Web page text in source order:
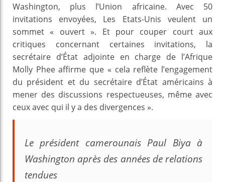
Washington, plus l’Union africaine. Avec 50
invitations envoyées, Les Etats-Unis veulent un
sommet « ouvert ». Et pour couper court aux
critiques concernant certaines invitations, la
secrétaire d’État adjointe en charge de l’Afrique
Molly Phee affirme que « cela reflète l’engagement
du président et du secrétaire d’État américains à
mener des discussions respectueuses, même avec
ceux avec qui il y a des divergences ».
Le président camerounais Paul Biya à
Washington après des années de relations
tendues